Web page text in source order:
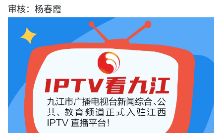
审核：杨春霞